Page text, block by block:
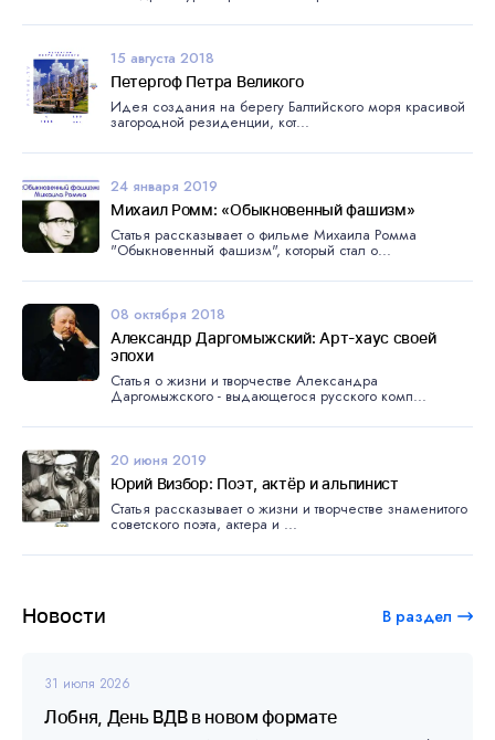
Новости В раздел
31 июля 2026
Лобня, День ВДВ в новом формате
15 августа 2018
Петергоф Петра Великого
Идея создания на берегу Балтийского моря красивой
загородной резиденции, кот...
24 января 2019
Михаил Ромм: «Обыкновенный фашизм»
Статья рассказывает о фильме Михаила Ромма
"Обыкновенный фашизм", который стал о...
08 октября 2018
Александр Даргомыжский: Арт-хаус своей
эпохи
Статья о жизни и творчестве Александра
Даргомыжского - выдающегося русского комп...
20 июня 2019
Юрий Визбор: Поэт, актёр и альпинист
Статья рассказывает о жизни и творчестве знаменитого
советского поэта, актера и ...